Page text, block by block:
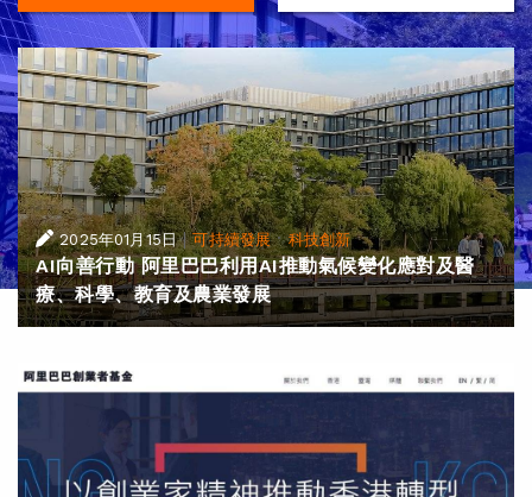
2025年01月15日 |可持續發展·科技創新
AI向善行動 阿里巴巴利用AI推動氣候變化應對及醫
療、科學、教育及農業發展